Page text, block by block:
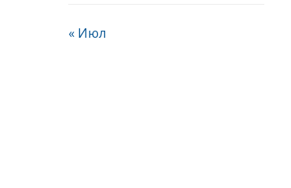
« Июл